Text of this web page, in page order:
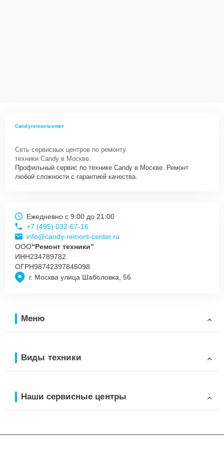
Candyremontcenter
Сеть сервисных центров по ремонту
техники Candy в Москве.
Профильный сервис по технике Candy в Москве. Ремонт
любой сложности с гарантией качества.
г. Москва улица Шаболовка, 56
Ежедневно с 9:00 до 21:00
+7 (495) 032-67-16
info@candy-remont-center.ru
ООО“Ремонт техники”
ИНН234789782
ОГРН98742397845098
Меню
Виды техники
Наши сервисные центры